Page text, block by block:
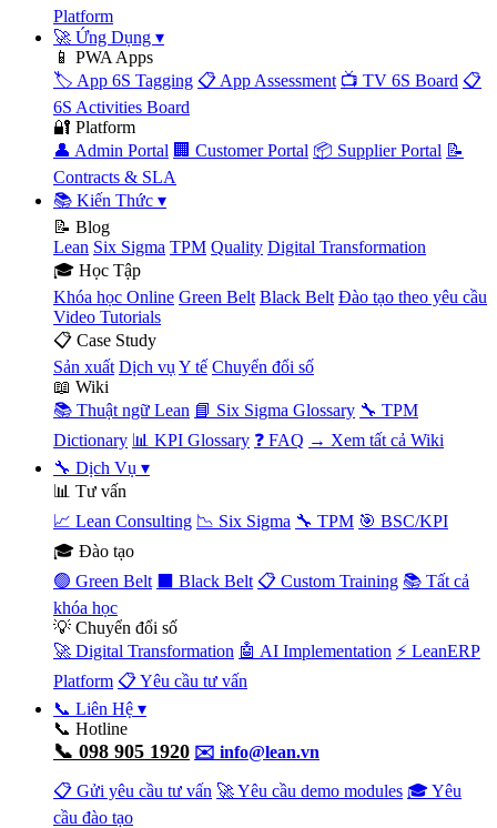
Platform
🚀 Ứng Dụng ▾
📱 PWA Apps
🏷️ App 6S Tagging 📋 App Assessment 📺 TV 6S Board 📋
6S Activities Board
🔐 Platform
👤 Admin Portal 🏢 Customer Portal 📦 Supplier Portal 📝
Contracts & SLA
📚 Kiến Thức ▾
📝 Blog
Lean Six Sigma TPM Quality Digital Transformation
🎓 Học Tập
Khóa học Online Green Belt Black Belt Đào tạo theo yêu cầu
Video Tutorials
📋 Case Study
Sản xuất Dịch vụ Y tế Chuyển đổi số
📖 Wiki
📚 Thuật ngữ Lean 📘 Six Sigma Glossary 🔧 TPM
Dictionary 📊 KPI Glossary ❓ FAQ → Xem tất cả Wiki
🔧 Dịch Vụ ▾
📊 Tư vấn
📈 Lean Consulting 📉 Six Sigma 🔧 TPM 🎯 BSC/KPI
🎓 Đào tạo
🟢 Green Belt
⬛ Black Belt 📋 Custom Training 📚 Tất cả
khóa học
💡 Chuyển đổi số
🚀 Digital Transformation 🤖 AI Implementation ⚡ LeanERP
Platform 📋 Yêu cầu tư vấn
📞 Liên Hệ ▾
📞 Hotline
📞 098 905 1920 ✉️ info@lean.vn
📋 Gửi yêu cầu tư vấn 🚀 Yêu cầu demo modules 🎓 Yêu
cầu đào tạo